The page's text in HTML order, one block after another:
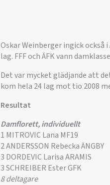
Oskar Weinberger ingick också
lag. FFF och ÄFK vann
Det var mycket glädjande att
kom hela 24 lag mot tio 2008
Resultat
Damflorett, individuellt
1 MITROVIC Lana MF19
2 ANDERSSON Rebecka ÄNGBY
3 DORDEVIC Larisa ARAMIS
3 SCHREIBER Ester GFK
8 deltagare